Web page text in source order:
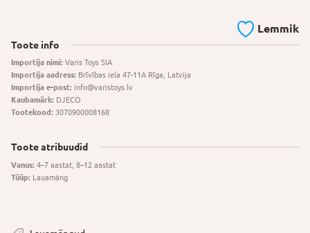
Lemmik
Toote info
Importija nimi: Varis Toys SIA
Importija aadress: Brīvības iela 47-11A Rīga, Latvija
Importija e-post: info@varistoys.lv
Kaubamärk: DJECO
Tootekood: 3070900008168
Toote atribuudid
Vanus: 4–7 aastat, 8–12 aastat
Tüüp: Lauamäng